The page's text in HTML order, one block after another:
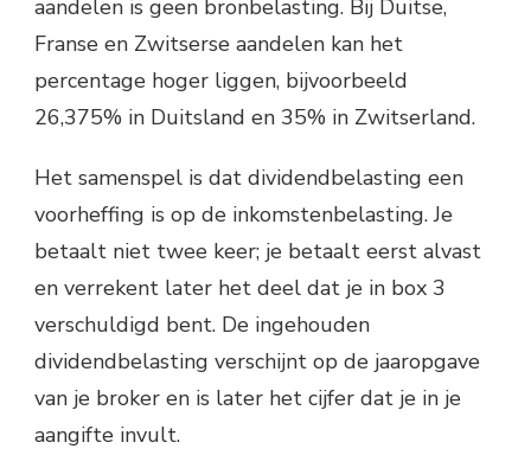
aandelen is geen bronbelasting. Bij Duitse,
Franse en Zwitserse aandelen kan het
percentage hoger liggen, bijvoorbeeld
26,375% in Duitsland en 35% in Zwitserland.
Het samenspel is dat dividendbelasting een
voorheffing is op de inkomstenbelasting. Je
betaalt niet twee keer; je betaalt eerst alvast
en verrekent later het deel dat je in box 3
verschuldigd bent. De ingehouden
dividendbelasting verschijnt op de jaaropgave
van je broker en is later het cijfer dat je in je
aangifte invult.